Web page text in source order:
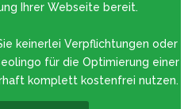
Ihrer Webseite bereit.
keinerlei Verpflichtungen oder
für die Optimierung einer
komplett kostenfrei nutzen.